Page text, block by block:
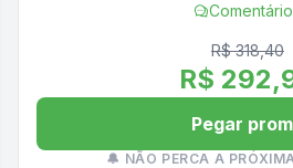
R$ 318,40
R$
Pegar
🔔 NÃO PERCA A